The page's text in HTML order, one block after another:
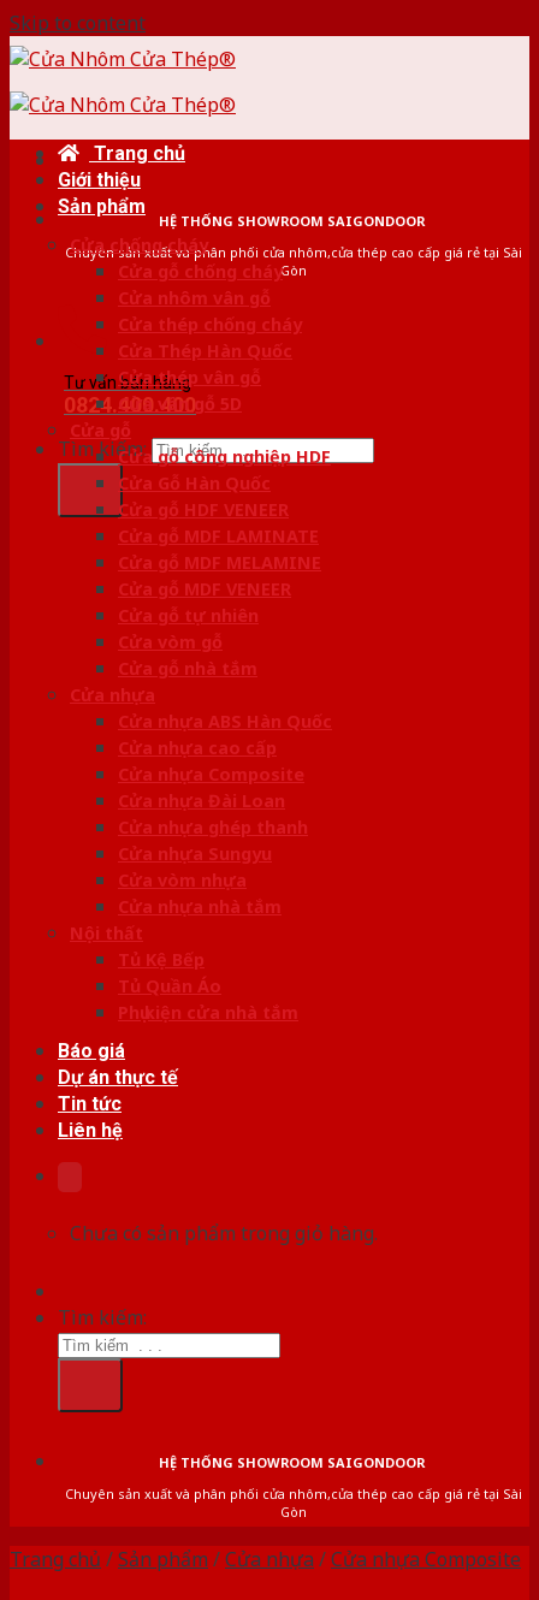
Skip to content
HỆ THỐNG SHOWROOM SAIGONDOOR
Chuyên sản xuất và phân phối cửa nhôm,cửa thép cao cấp giá rẻ tại Sài
Gòn
Tư vấn bán hàng
0824.400.400
Tìm kiếm:
Trang chủ
Giới thiệu
Sản phẩm
Cửa chống cháy
Cửa gỗ chống cháy
Cửa nhôm vân gỗ
Cửa thép chống cháy
Cửa Thép Hàn Quốc
Cửa thép vân gỗ
Cửa vân gỗ 5D
Cửa gỗ
Cửa gỗ công nghiệp HDF
Cửa Gỗ Hàn Quốc
Cửa gỗ HDF VENEER
Cửa gỗ MDF LAMINATE
Cửa gỗ MDF MELAMINE
Cửa gỗ MDF VENEER
Cửa gỗ tự nhiên
Cửa vòm gỗ
Cửa gỗ nhà tắm
Cửa nhựa
Cửa nhựa ABS Hàn Quốc
Cửa nhựa cao cấp
Cửa nhựa Composite
Cửa nhựa Đài Loan
Cửa nhựa ghép thanh
Cửa nhựa Sungyu
Cửa vòm nhựa
Cửa nhựa nhà tắm
Nội thất
Tủ Kệ Bếp
Tủ Quần Áo
Phụ kiện cửa nhà tắm
Báo giá
Dự án thực tế
Tin tức
Liên hệ
Chưa có sản phẩm trong giỏ hàng.
Tìm kiếm:
HỆ THỐNG SHOWROOM SAIGONDOOR
Chuyên sản xuất và phân phối cửa nhôm,cửa thép cao cấp giá rẻ tại Sài
Gòn
Trang chủ /Sản phẩm /Cửa nhựa /Cửa nhựa Composite